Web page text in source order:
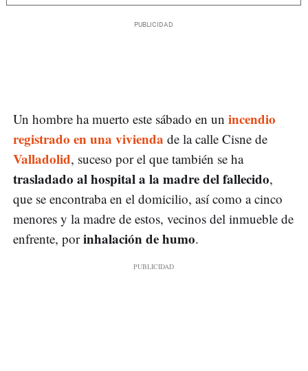
Un hombre ha muerto este sábado en un incendio
registrado en una vivienda de la calle Cisne de
Valladolid, suceso por el que también se ha
trasladado al hospital a la madre del fallecido,
que se encontraba en el domicilio, así como a cinco
menores y la madre de estos, vecinos del inmueble de
enfrente, porinhalación de humo.